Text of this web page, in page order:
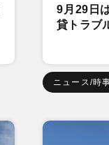
9月29日
貸トラブ
ニュース/時